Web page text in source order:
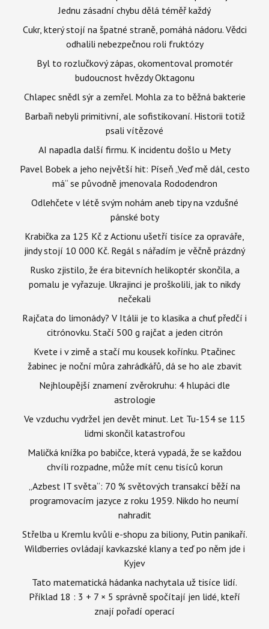
Jednu zásadní chybu dělá téměř každý
Cukr, který stojí na špatné straně, pomáhá nádoru. Vědci
odhalili nebezpečnou roli fruktózy
Byl to rozlučkový zápas, okomentoval promotér
budoucnost hvězdy Oktagonu
Chlapec snědl sýr a zemřel. Mohla za to běžná bakterie
Barbaři nebyli primitivní, ale sofistikovaní. Historii totiž
psali vítězové
AI napadla další firmu. K incidentu došlo u Mety
Pavel Bobek a jeho největší hit: Píseň „Veď mě dál, cesto
má“ se původně jmenovala Rododendron
Odlehčete v létě svým nohám aneb tipy na vzdušné
pánské boty
Krabička za 125 Kč z Actionu ušetří tisíce za opraváře,
jindy stojí 10 000 Kč. Regál s nářadím je věčně prázdný
Rusko zjistilo, že éra bitevních helikoptér skončila, a
pomalu je vyřazuje. Ukrajinci je proškolili, jak to nikdy
nečekali
Rajčata do limonády? V Itálii je to klasika a chuť předčí i
citrónovku. Stačí 500 g rajčat a jeden citrón
Kvete i v zimě a stačí mu kousek kořínku. Ptačinec
žabinec je noční můra zahrádkářů, dá se ho ale zbavit
Nejhloupější znamení zvěrokruhu: 4 hlupáci dle
astrologie
Ve vzduchu vydržel jen devět minut. Let Tu-154 se 115
lidmi skončil katastrofou
Maličká knížka po babičce, která vypadá, že se každou
chvíli rozpadne, může mít cenu tisíců korun
„Azbest IT světa“: 70 % světových transakcí běží na
programovacím jazyce z roku 1959. Nikdo ho neumí
nahradit
Střelba u Kremlu kvůli e-shopu za biliony, Putin panikaří.
Wildberries ovládají kavkazské klany a teď po něm jde i
Kyjev
Tato matematická hádanka nachytala už tisíce lidí.
Příklad 18 : 3 + 7 × 5 správně spočítají jen lidé, kteří
znají pořadí operací